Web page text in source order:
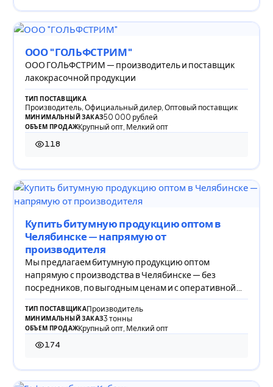
ООО "ГОЛЬФСТРИМ"
ООО ГОЛЬФСТРИМ — производитель и поставщик
лакокрасочной продукции
ТИП ПОСТАВЩИКА
Производитель, Официальный дилер, Оптовый поставщик
МИНИМАЛЬНЫЙ ЗАКАЗ50 000 рублей
ОБЪЕМ ПРОДАЖКрупный опт, Мелкий опт
118
118 просмотров
Купить битумную продукцию оптом в
Челябинске — напрямую от
производителя
Мы предлагаем битумную продукцию оптом
напрямую с производства в Челябинске — без
посредников, по выгодным ценам и с оперативной
доставкой.
ТИП ПОСТАВЩИКАПроизводитель
МИНИМАЛЬНЫЙ ЗАКАЗ3 тонны
ОБЪЕМ ПРОДАЖКрупный опт, Мелкий опт
174
174 просмотра